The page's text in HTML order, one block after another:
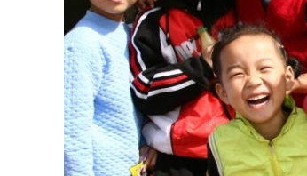
Copyright © Hear Talk Foundation. Powered by